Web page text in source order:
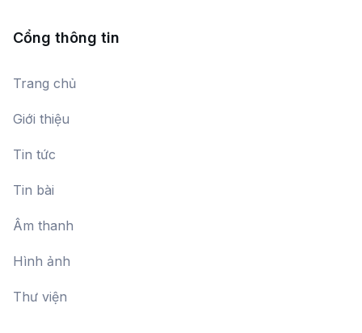
Cổng thông tin
Trang chủ
Giới thiệu
Tin tức
Tin bài
Âm thanh
Hình ảnh
Thư viện